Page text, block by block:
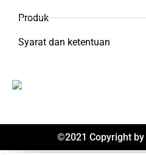
Produk
Syarat dan ketentuan
©2021 Copyright by